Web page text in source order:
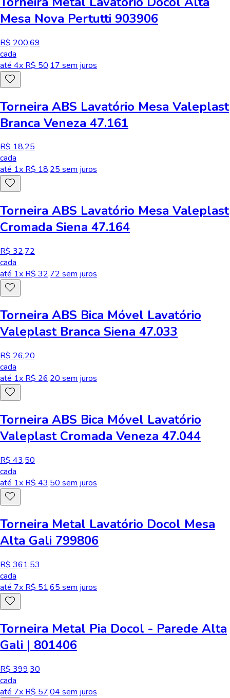
Mesa Nova Pertutti 903906
R$ 200,69
cada
até 4x R$ 50,17 sem juros
Torneira ABS Lavatório Mesa Valeplast
Branca Veneza 47.161
R$ 18,25
cada
até1x R$18,25sem juros
Torneira ABS Lavatório Mesa Valeplast
Cromada Siena 47.164
R$ 32,72
cada
até 1x R$ 32,72 sem juros
Torneira ABS Bica Móvel Lavatório
Valeplast Branca Siena 47.033
R$ 26,20
cada
até 1x R$ 26,20 sem juros
Torneira ABS Bica Móvel Lavatório
Valeplast Cromada Veneza 47.044
R$ 43,50
cada
até 1x R$ 43,50 sem juros
Torneira Metal Lavatório Docol Mesa
Alta Gali 799806
R$ 361,53
cada
até 7x R$ 51,65 sem juros
Torneira Metal Pia Docol - Parede Alta
Gali | 801406
R$ 399,30
cada
até 7x R$ 57,04 sem juros